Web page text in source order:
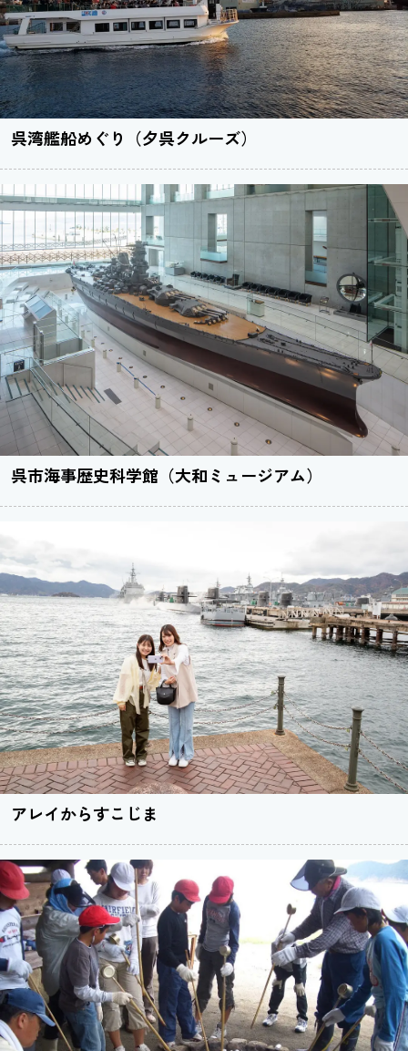
呉湾艦船めぐり（夕呉クルーズ）
呉市海事歴史科学館（大和ミュージアム）
アレイからすこじま